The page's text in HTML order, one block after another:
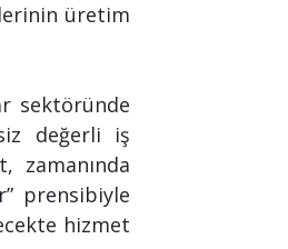
üretim
sektöründe
değerli iş
zamanında
prensibiyle
hizmet